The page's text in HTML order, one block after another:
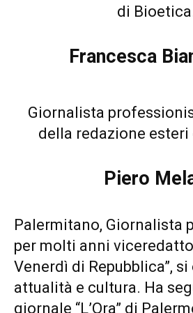
di
Francesca
Giornalista
della redazione esteri
Piero
Palermitano, Giornalista
per molti anni
Venerdì di Repubblica”,
attualità e cultura. Ha
giornale “L’Ora” di